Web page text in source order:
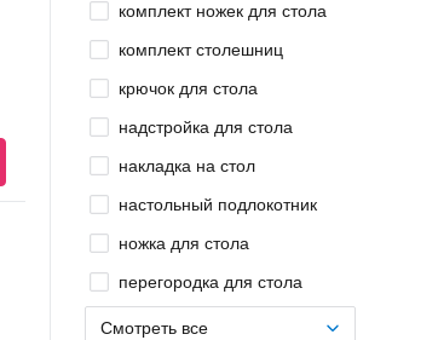
комплект ножек для стола
комплект столешниц
крючок для стола
надстройка для стола
накладка на стол
настольный подлокотник
ножка для стола
перегородка для стола
Смотреть все